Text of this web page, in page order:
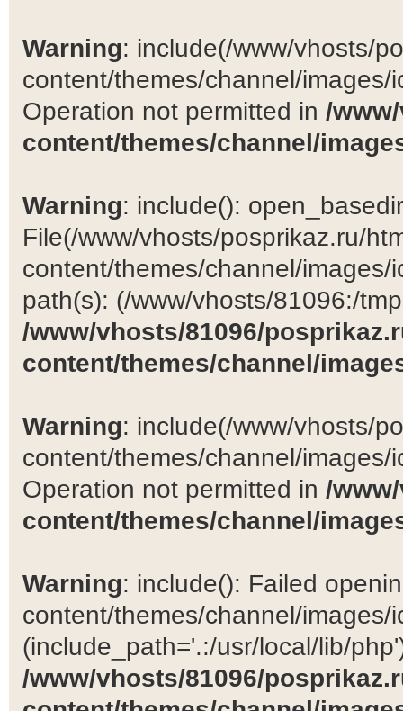
Warning: include(/www/vhosts/
content/themes/channel/
Operation not permitted in /
content/themes/channel/
Warning: include():
File(/www/vhosts/posprikaz.ru/
content/themes/channel/
path(s): (/www/vhosts/81096:/
/www/vhosts/81096/
content/themes/channel/
Warning: include(/www/vhosts/
content/themes/channel/
Operation not permitted in /
content/themes/channel/
Warning: include(): Failed
content/themes/channel/images/
(include_path='.:/usr/local/lib/
/www/vhosts/81096/